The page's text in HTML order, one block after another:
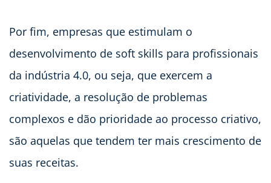
Por fim, empresas que estimulam o
desenvolvimento de soft skills para profissionais
da indústria 4.0, ou seja, que exercem a
criatividade, a resolução de problemas
complexos e dão prioridade ao processo criativo,
são aquelas que tendem ter mais crescimento de
suas receitas.